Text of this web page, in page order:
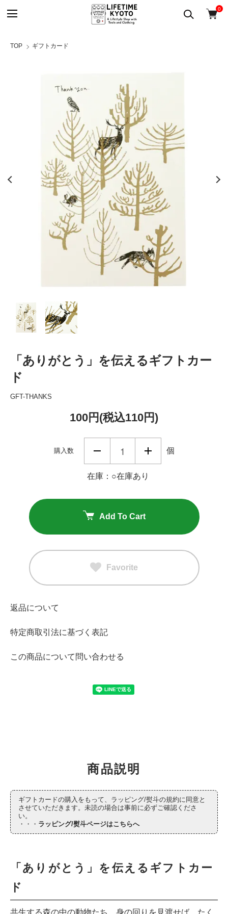
0
TOP ギフトカード
「ありがとう」を伝えるギフトカー
ド
GFT-THANKS
100円(税込110円)
購入数 個
在庫：○在庫あり
Add To Cart
Favorite
返品について
特定商取引法に基づく表記
この商品について問い合わせる
商品説明
ギフトカードの購入をもって、ラッピング/熨斗の規約に同意と
させていただきます。未読の場合は事前に必ずご確認くださ
い。
・・・ ラッピング/熨斗ページはこちらへ
「ありがとう」を伝えるギフトカー
ド
共生する森の中の動物たち。身の回りを見渡せば、たく